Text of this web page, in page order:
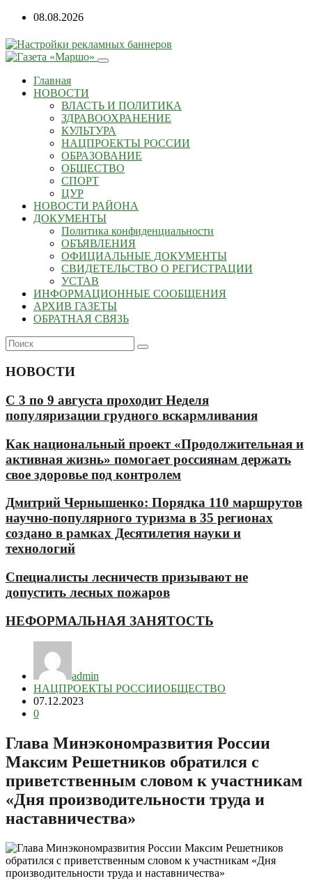
Перейти
содержанию
08.08.2026
Главная
НОВОСТИ
ВЛАСТЬ И ПОЛИТИКА
ЗДРАВООХРАНЕНИЕ
КУЛЬТУРА
НАЦПРОЕКТЫ РОССИИ
ОБРАЗОВАНИЕ
ОБЩЕСТВО
СПОРТ
ЦУР
НОВОСТИ РАЙОНА
ДОКУМЕНТЫ
Политика конфиденциальности
ОБЪЯВЛЕНИЯ
ОФИЦИАЛЬНЫЕ ДОКУМЕНТЫ
СВИДЕТЕЛЬСТВО О РЕГИСТРАЦИИ
УСТАВ
ИНФОРМАЦИОННЫЕ СООБЩЕНИЯ
АРХИВ ГАЗЕТЫ
ОБРАТНАЯ СВЯЗЬ
НОВОСТИ
С 3 по 9 августа проходит Неделя
популяризации грудного вскармливания
Как национальный проект «Продолжительная и
активная жизнь» помогает россиянам держать
свое здоровье под контролем
Дмитрий Чернышенко: Порядка 110 маршрутов
научно-популярного туризма в 35 регионах
создано в рамках Десятилетия науки и
технологий
Специалисты лесничеств призывают не
допустить лесных пожаров
НЕФОРМАЛЬНАЯ ЗАНЯТОСТЬ
admin
НАЦПРОЕКТЫ РОССИИОБЩЕСТВО
07.12.2023
0
Глава Минэкономразвития России
Максим Решетников обратился с
приветственным словом к участникам
«Дня производительности труда и
наставничества»